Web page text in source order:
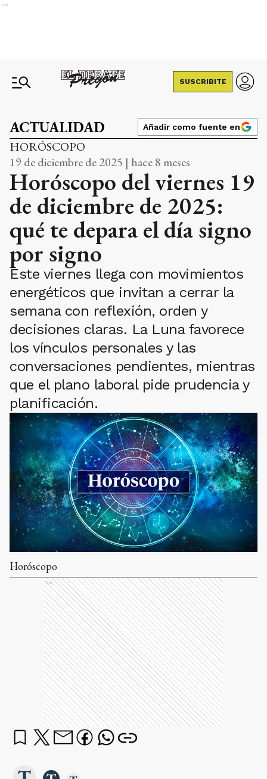
Ads
SUSCRIBITE
ACTUALIDAD Añadir como fuente en
HORÓSCOPO
19 de diciembre de 2025 | hace 8 meses
Horóscopo del viernes 19
de diciembre de 2025:
qué te depara el día signo
por signo
Este viernes llega con movimientos
energéticos que invitan a cerrar la
semana con reflexión, orden y
decisiones claras. La Luna favorece
los vínculos personales y las
conversaciones pendientes, mientras
que el plano laboral pide prudencia y
planificación.
Horóscopo
Ads